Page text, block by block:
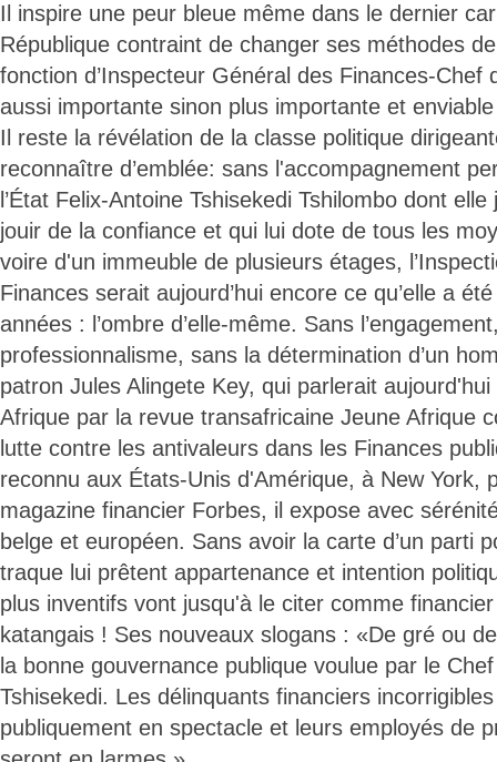
Il inspire une peur bleue même dans le dernier
République contraint de changer ses méthodes
fonction d’Inspecteur Général des Finances-Chef
aussi importante sinon plus importante et
Il reste la révélation de la classe politique
reconnaître d’emblée: sans l'accompagnement
l’État Felix-Antoine Tshisekedi Tshilombo dont
jouir de la confiance et qui lui dote de tous les
voire d'un immeuble de plusieurs étages,
Finances serait aujourd’hui encore ce qu’elle a
années : l’ombre d’elle-même. Sans
professionnalisme, sans la détermination d’un
patron Jules Alingete Key, qui parlerait
Afrique par la revue transafricaine Jeune Afrique
lutte contre les antivaleurs dans les Finances
reconnu aux États-Unis d'Amérique, à New York,
magazine financier Forbes, il expose avec
belge et européen. Sans avoir la carte d’un parti
traque lui prêtent appartenance et intention
plus inventifs vont jusqu'à le citer comme
katangais ! Ses nouveaux slogans : «De gré ou
la bonne gouvernance publique voulue par le Chef
Tshisekedi. Les délinquants financiers
publiquement en spectacle et leurs employés de